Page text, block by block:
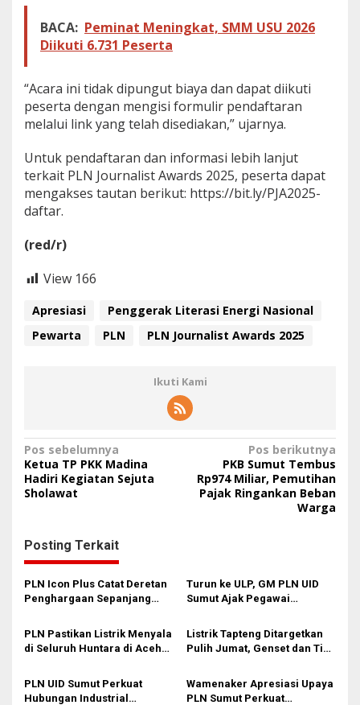
BACA: Peminat Meningkat, SMM USU 2026
Diikuti 6.731 Peserta
“Acara ini tidak dipungut biaya dan dapat diikuti
peserta dengan mengisi formulir pendaftaran
melalui link yang telah disediakan,” ujarnya.
Untuk pendaftaran dan informasi lebih lanjut
terkait PLN Journalist Awards 2025, peserta dapat
mengakses tautan berikut: https://bit.ly/PJA2025-
daftar.
(red/r)
View 166
Apresiasi
Penggerak Literasi Energi Nasional
Pewarta
PLN PLN Journalist Awards 2025
Ikuti Kami
N
a
v
g
a
s
p
o
s
Pos sebelumnya
Ketua TP PKK Madina
Hadiri Kegiatan Sejuta
Sholawat
Pos berikutnya
PKB Sumut Tembus
Rp974 Miliar, Pemutihan
Pajak Ringankan Beban
Warga
Posting Terkait
PLN Icon Plus Catat Deretan
Penghargaan Sepanjang
Menuju 2026
Turun ke ULP, GM PLN UID
Sumut Ajak Pegawai
Disiplin K3
PLN Pastikan Listrik Menyala
di Seluruh Huntara di Aceh
Listrik Tapteng Ditargetkan
Pulih Jumat, Genset dan Tim
PLN UID Sumut Perkuat
Hubungan Industrial
Wamenaker Apresiasi Upaya
PLN Sumut Perkuat